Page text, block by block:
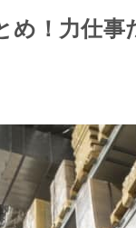
め！力仕事